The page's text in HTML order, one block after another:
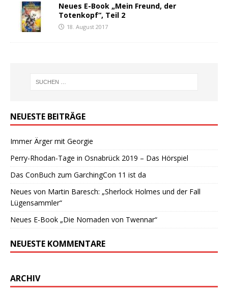
Neues E-Book „Mein Freund, der
Totenkopf“, Teil 2
18. August 2017
NEUESTE BEITRÄGE
Immer Ärger mit Georgie
Perry-Rhodan-Tage in Osnabrück 2019 – Das Hörspiel
Das ConBuch zum GarchingCon 11 ist da
Neues von Martin Baresch: „Sherlock Holmes und der Fall
Lügensammler“
Neues E-Book „Die Nomaden von Twennar“
NEUESTE KOMMENTARE
ARCHIV